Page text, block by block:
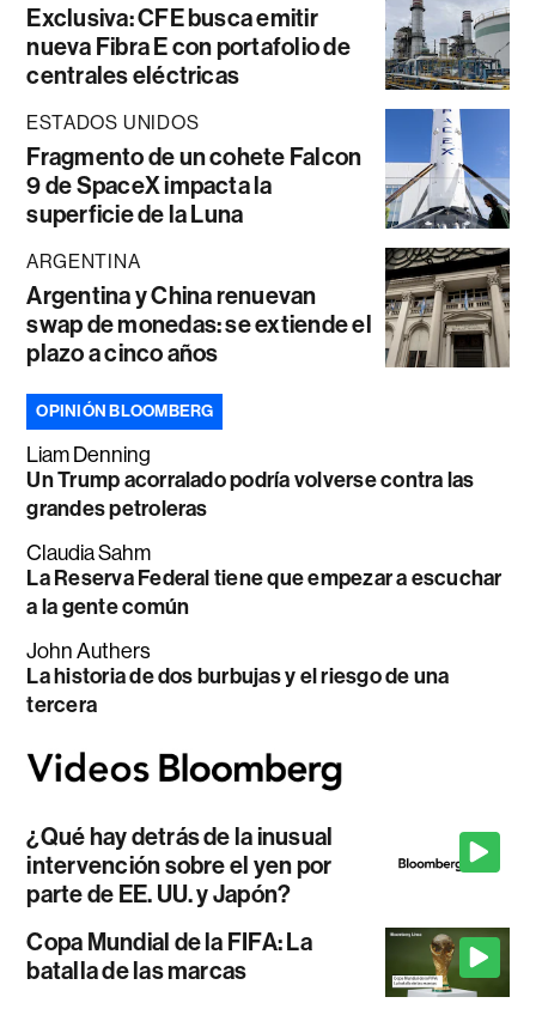
Exclusiva: CFE busca emitir
nueva Fibra E con portafolio de
centrales eléctricas
ESTADOS UNIDOS
Fragmento de un cohete Falcon
9 de SpaceX impacta la
superficie de la Luna
ARGENTINA
Argentina y China renuevan
swap de monedas: se extiende el
plazo a cinco años
OPINIÓN BLOOMBERG
Liam Denning
Un Trump acorralado podría volverse contra las
grandes petroleras
Claudia Sahm
La Reserva Federal tiene que empezar a escuchar
a la gente común
John Authers
La historia de dos burbujas y el riesgo de una
tercera
¿Qué hay detrás de la inusual
intervención sobre el yen por
parte de EE. UU. y Japón?
Copa Mundial de la FIFA: La
batalla de las marcas